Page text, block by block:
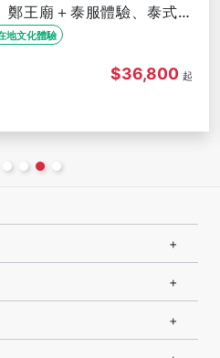
王廟＋泰服體驗、泰式按
地文化體驗
$36,800 起